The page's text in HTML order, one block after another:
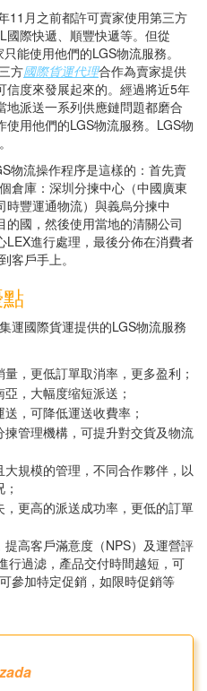
11月之前都許可賣家使用第三方
際快遞、順豐快遞等。但從
能使用他們的LGS物流服務。
方國際貨運代理合作為賣家提供
信度來發展起來的。經過將近5年
地派送一系列供應鏈問題都磨合
用他們的LGS物流服務。LGS物
物流操作程序是這樣的：首先賣
倉庫：深圳分揀中心（中國廣東
豐運通物流）與義烏分揀中
國，然後使用當地的清關公司
進行處理，最後分佈在消費者
客戶手上。
運國際貨運提供的LGS物流服務
，更低訂單取消率，更多盈利；
，大幅度缩短派送；
，可降低運送收費率；
管理機構，可提升對交貨及物流
規模的管理，不同合作夥伴，以
更高的派送成功率，更低的訂單
高客戶滿意度（NPS）及運營評
行過滤，產品交付時間越短，可
參加特定促銷，如限時促銷等